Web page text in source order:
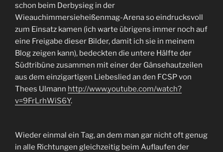
schon beim Derbysieg in der
Wieauchimmersieheißenmag-Arena so eindrucksvoll
zum Einsatz kamen (ich warte übrigens immer noch auf
eine Freigabe dieser Bilder, damit ich sie in meinem
Blog zeigen kann), bedeckten die untere Hälfte der
Südtribüne zusammen mit einer der Gänsehautzeilen
aus dem einzigartigen Liebeslied an den FCSP von
Thees Ulmann http://www.youtube.com/watch?
v=9FrLrhWiS6Y.
Wieder einmal ein Tag, an dem man gar nicht oft genug
in alle Richtungen gleichzeitig beim Auflaufen der